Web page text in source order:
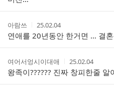
자
간
작
성
자
아람쓰
작
성
시
간
25.02.04
연애를 20년동안 한거면 … 결
작
성
자
여어서엉시이대애
작
성
시
간
25.02.04
왕족이?????? 진짜 창피한줄 알